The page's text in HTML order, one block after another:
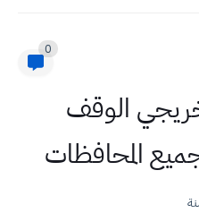
0
خريجي الوقف